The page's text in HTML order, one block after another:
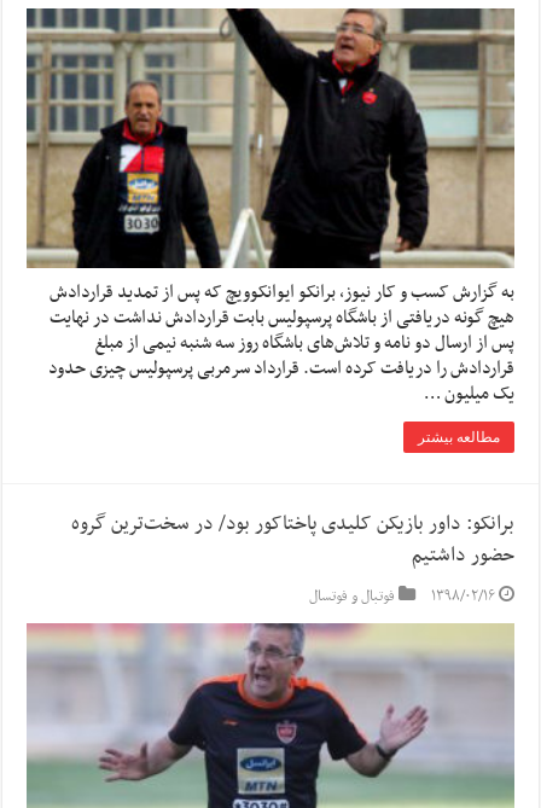
به گزارش کسب و کار نیوز، برانکو ایوانکوویچ که پس از تمدید قراردادش
هیچ گونه دریافتی از باشگاه پرسپولیس بابت قراردادش نداشت در نهایت
پس از ارسال دو نامه و تلاش‌های باشگاه روز سه شنبه نیمی از مبلغ
قراردادش را دریافت کرده است. قرارداد سرمربی پرسپولیس چیزی حدود
یک میلیون …
مطالعه بیشتر
برانکو: داور بازیکن کلیدی پاختاکور بود/ در سخت‌ترین گروه
حضور داشتیم
۱۳۹۸/۰۲/۱۶ فوتبال و فوتسال